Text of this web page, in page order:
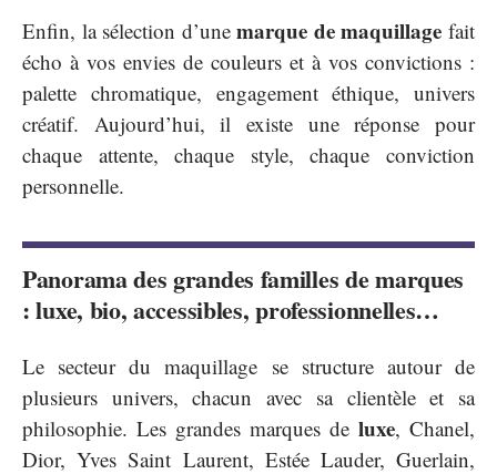
Enfin, la sélection d’unemarque de maquillage fait
écho à vos envies de couleurs et à vos convictions :
palette chromatique, engagement éthique, univers
créatif. Aujourd’hui, il existe une réponse pour
chaque attente, chaque style, chaque conviction
personnelle.
Panorama des grandes familles de marques
: luxe, bio, accessibles, professionnelles…
Le secteur du maquillage se structure autour de
plusieurs univers, chacun avec sa clientèle et sa
philosophie. Les grandes marques de luxe, Chanel,
Dior, Yves Saint Laurent, Estée Lauder, Guerlain,